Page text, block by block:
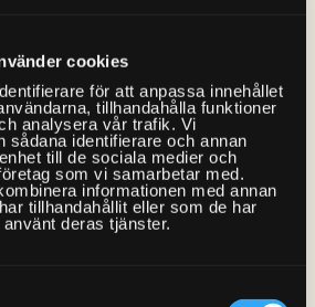
cookies
för att anpassa innehållet
tillhandahålla funktioner
analysera vår trafik. Vi
sådana identifierare och annan
till de sociala medier och
som vi samarbetar med.
informationen med annan
tillhandahållit eller som de har
deras tjänster.
app, call the customer and set a
check in / out and go on to
license and access to a
the app you control which
to take assignments in.